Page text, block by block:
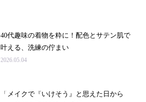
40代趣味の着物を粋に！配色とサテン肌で
叶える、洗練の佇まい
2026.05.04
「メイクで『いけそう』と思えた日から